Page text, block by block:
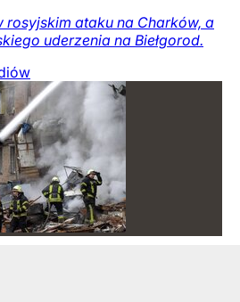
rosyjskim ataku na Charków, a
uderzenia na Biełgorod.